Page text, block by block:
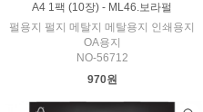
A4 1팩 (10장) - ML46.보라펄
펄용지 펄지 메탈지 메탈용지 인쇄용지
OA용지
NO-56712
970원